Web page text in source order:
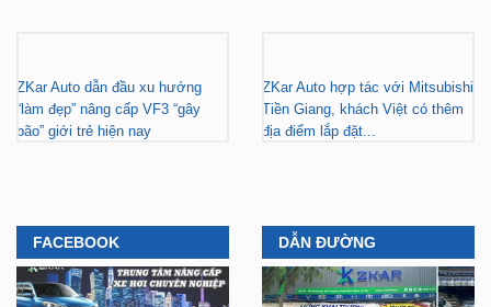
ZKar Auto dẫn đầu xu hướng
“làm đẹp” nâng cấp VF3 “gây
bão” giới trẻ hiện nay
ZKar Auto hợp tác với Mitsubishi
Tiền Giang, khách Việt có thêm
địa điểm lắp đặt...
FACEBOOK DẪN ĐƯỜNG